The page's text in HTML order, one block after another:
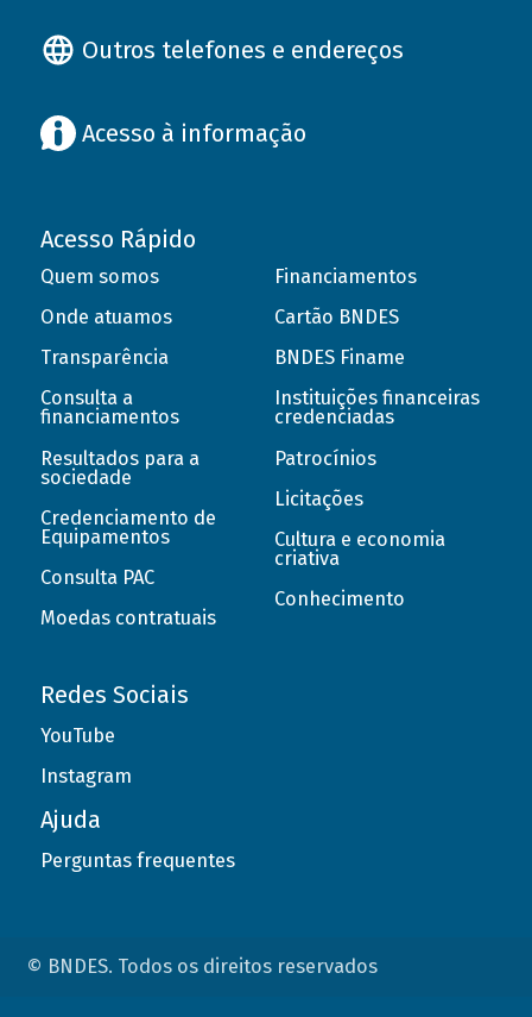
Outros telefones e endereços
Acesso à informação
Acesso Rápido
Quem somos
Onde atuamos
Transparência
Consulta a
financiamentos
Resultados para a
sociedade
Credenciamento de
Equipamentos
Consulta PAC
Moedas contratuais
Financiamentos
Cartão BNDES
BNDES Finame
Instituições financeiras
credenciadas
Patrocínios
Licitações
Cultura e economia
criativa
Conhecimento
Redes Sociais
YouTube
Instagram
Ajuda
Perguntas frequentes
© BNDES. Todos os direitos reservados